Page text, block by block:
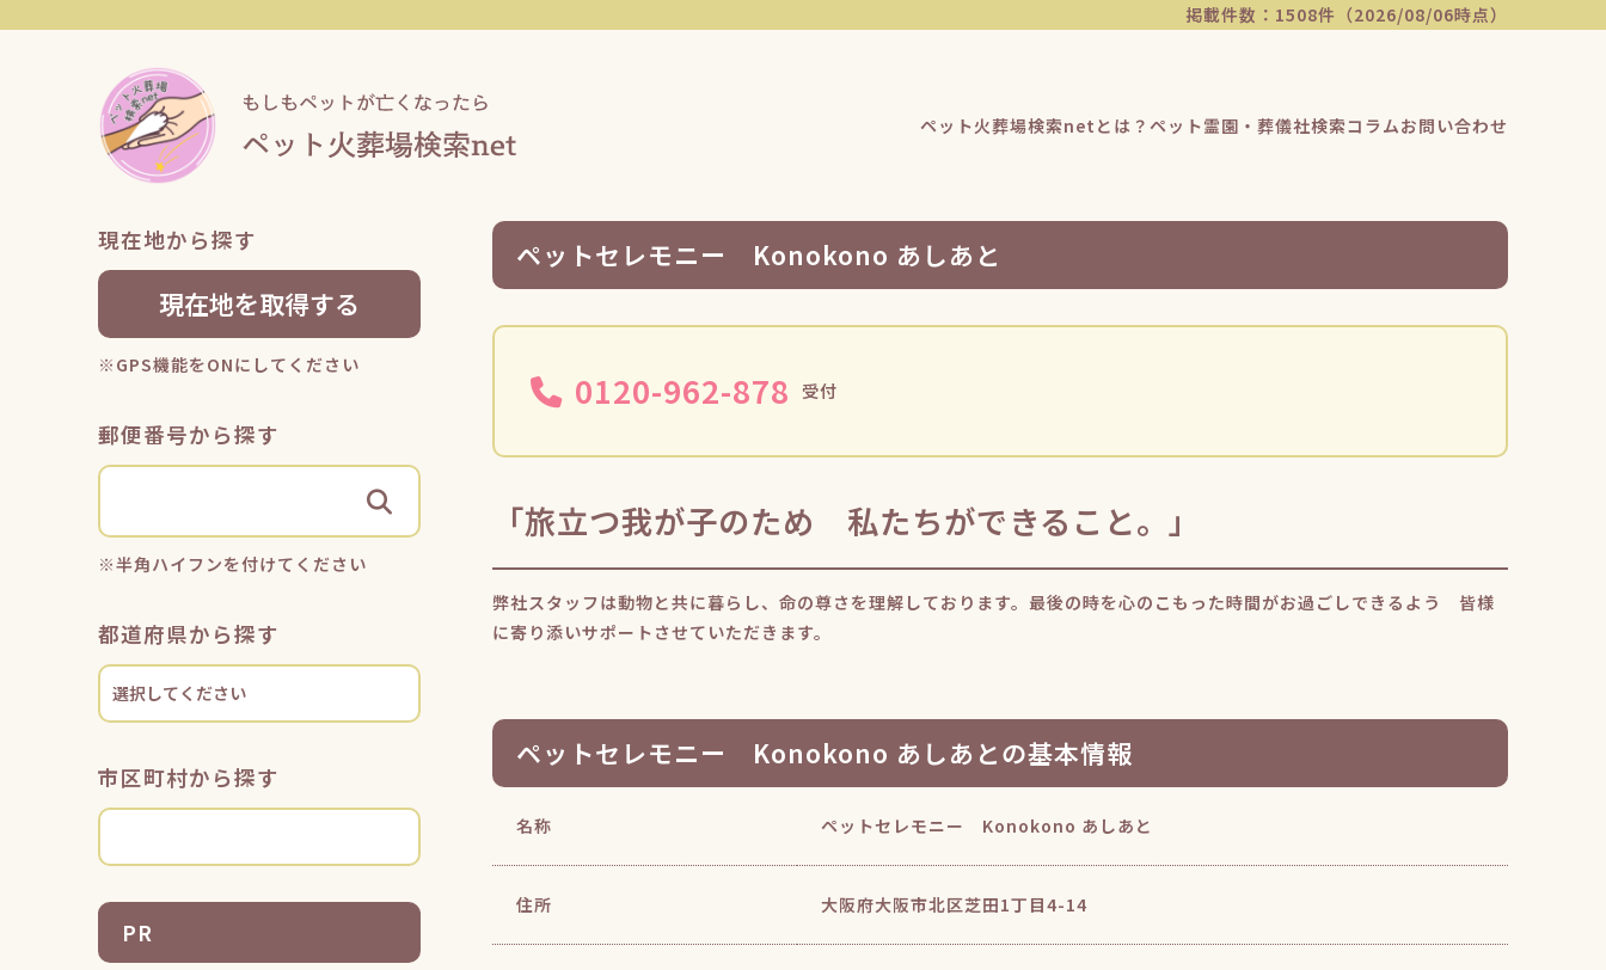
掲載件数：1508件（2026/08/06時点）
ペット火葬場検索netとは？ ペット霊園・葬儀社検索コラムお問い合わせ
現在地から探す
現在地を取得する
※GPS機能をONにしてください
郵便番号から探す
※半角ハイフンを付けてください
都道府県から探す
市区町村から探す
PR
ペットセレモニー Konokono あしあと
0120-962-878 受付
「旅立つ我が子のため 私たちができること。」
弊社スタッフは動物と共に暮らし、命の尊さを理解しております。最後の時を心のこもった時間がお過ごしできるよう 皆様
に寄り添いサポートさせていただきます。
ペットセレモニー Konokono あしあとの基本情報
名称 ペットセレモニー Konokono あしあと
住所 大阪府大阪市北区芝田1丁目4-14